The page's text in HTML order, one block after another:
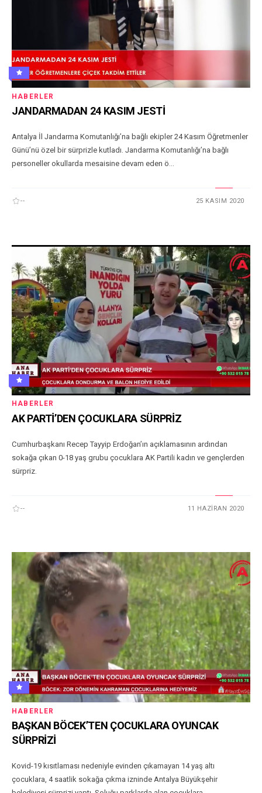
HABERLER
JANDARMADAN 24 KASIM JESTİ
Antalya İl Jandarma Komutanlığı’na bağlı ekipler 24 Kasım Öğretmenler
Günü’nü özel bir sürprizle kutladı. Jandarma Komutanlığı’na bağlı
personeller okullarda mesaisine devam eden ö...
-- 25 KASIM 2020
HABERLER
AK PARTİ’DEN ÇOCUKLARA SÜRPRİZ
Cumhurbaşkanı Recep Tayyip Erdoğan’ın açıklamasının ardından
sokağa çıkan 0-18 yaş grubu çocuklara AK Partili kadın ve gençlerden
sürpriz.
-- 11 HAZIRAN 2020
HABERLER
BAŞKAN BÖCEK’TEN ÇOCUKLARA OYUNCAK
SÜRPRİZİ
Kovid-19 kısıtlaması nedeniyle evinden çıkamayan 14 yaş altı
çocuklara, 4 saatlik sokağa çıkma izninde Antalya Büyükşehir